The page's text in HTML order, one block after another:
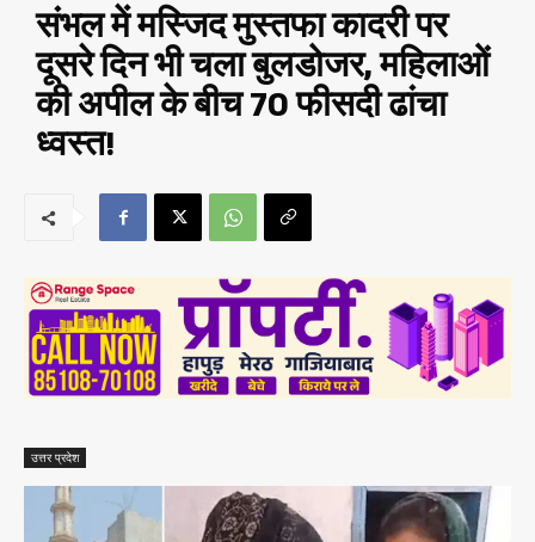
संभल में मस्जिद मुस्तफा कादरी पर
दूसरे दिन भी चला बुलडोजर, महिलाओं
की अपील के बीच 70 फीसदी ढांचा
ध्वस्त!
उत्तर प्रदेश